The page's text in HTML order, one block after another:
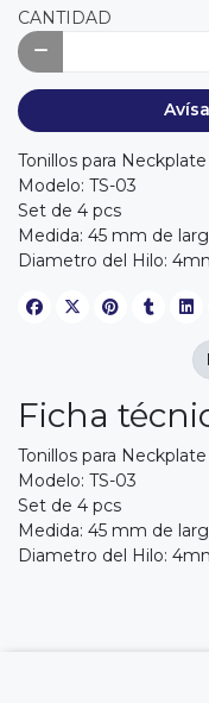
CANTIDAD
Tonillos para Neckplate
Modelo: TS-03
Set de 4 pcs
Medida: 45 mm de
Diametro del Hilo:
Ficha
Tonillos para Neckplate
Modelo: TS-03
Set de 4 pcs
Medida: 45 mm de
Diametro del Hilo: